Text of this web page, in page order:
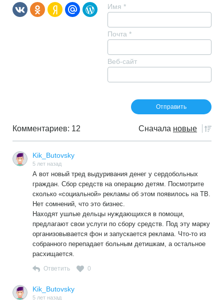
Имя *
Почта *
Веб-сайт
Комментариев: 12 Сначала новые
Kik_Butovsky
5 лет назад
А вот новый тред выдуривания денег у сердобольных
граждан. Сбор средств на операцию детям. Посмотрите
сколько «социальной» рекламы об этом появилось на ТВ.
Нет сомнений, что это бизнес.
Находят ушлые дельцы нуждающихся в помощи,
предлагают свои услуги по сбору средств. Под эту марку
организовывается фон и запускается реклама. Что-то из
собранного перепадает больным детишкам, а остальное
расхищается.
Ответить 0
Kik_Butovsky
5 лет назад